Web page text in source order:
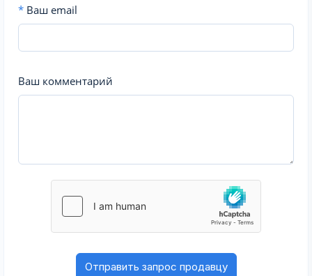
* Ваш email
Ваш комментарий